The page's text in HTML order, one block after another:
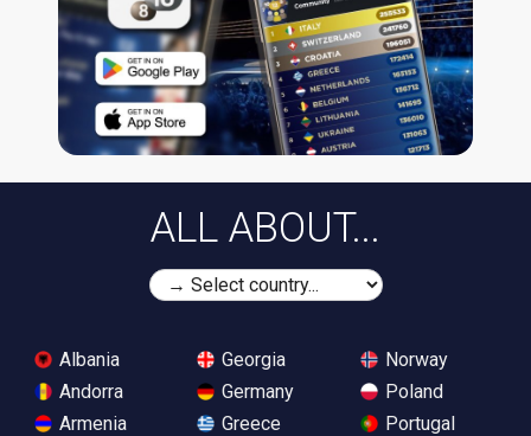
ALL ABOUT...
Albania
Andorra
Armenia
Georgia
Germany
Greece
Norway
Poland
Portugal